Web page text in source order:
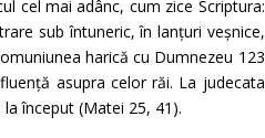
cel mai adânc, cum zice Scriptura:
sub întuneric, în lanțuri veșnice,
harică cu Dumnezeu 123
asupra celor răi. La judecata
început (Matei 25, 41).